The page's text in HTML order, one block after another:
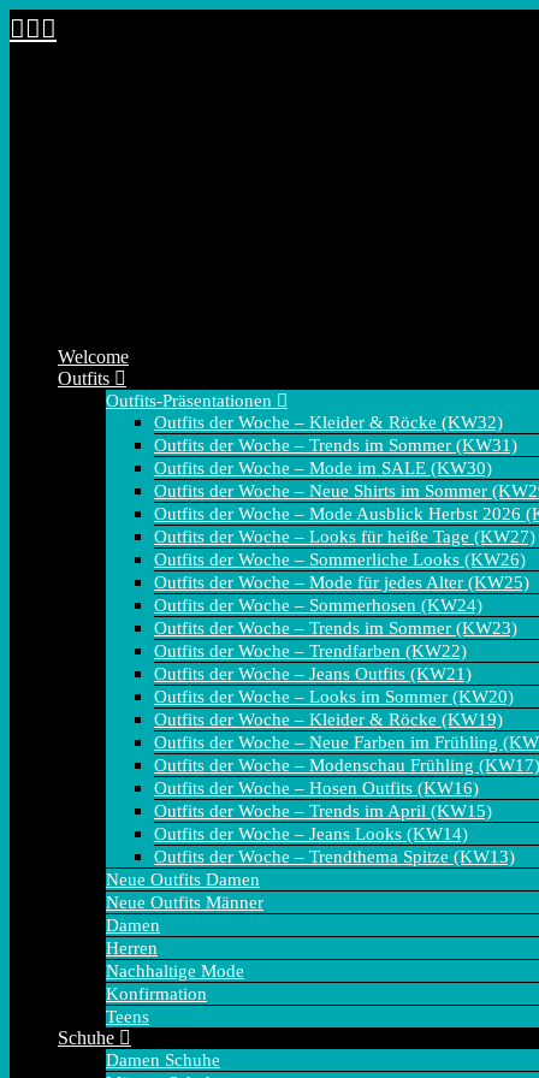
Zum
Inhalt
Welcome
Outfits
Outfits-Präsentationen
Outfits der Woche – Kleider & Röcke (KW32)
Outfits der Woche – Trends im Sommer (KW31)
Outfits der Woche – Mode im SALE (KW30)
Outfits der Woche – Neue Shirts im Sommer
Outfits der Woche – Mode Ausblick Herbst 2026
Outfits der Woche – Looks für heiße Tage (KW27)
Outfits der Woche – Sommerliche Looks (KW26)
Outfits der Woche – Mode für jedes Alter (KW25)
Outfits der Woche – Sommerhosen (KW24)
Outfits der Woche – Trends im Sommer (KW23)
Outfits der Woche – Trendfarben (KW22)
Outfits der Woche – Jeans Outfits (KW21)
Outfits der Woche – Looks im Sommer (KW20)
Outfits der Woche – Kleider & Röcke (KW19)
Outfits der Woche – Neue Farben im Frühling
Outfits der Woche – Modenschau Frühling (KW17)
Outfits der Woche – Hosen Outfits (KW16)
Outfits der Woche – Trends im April (KW15)
Outfits der Woche – Jeans Looks (KW14)
Outfits der Woche – Trendthema Spitze (KW13)
Neue Outfits Damen
Neue Outfits Männer
Damen
Herren
Nachhaltige Mode
Konfirmation
Teens
Schuhe
Damen Schuhe